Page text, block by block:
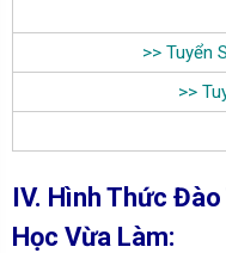
>> Tuyển
>>
IV. Hình Thức
Học Vừa Làm: